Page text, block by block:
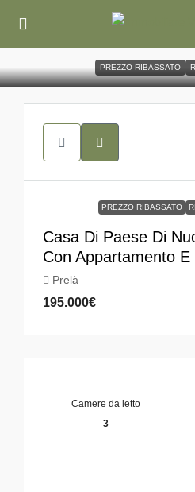
PREZZO RIBASSATO
PREZZO RIBASSATO
Casa Di Paese Di
Con Appartamento E
Prelà
195.000€
Camere da letto
3